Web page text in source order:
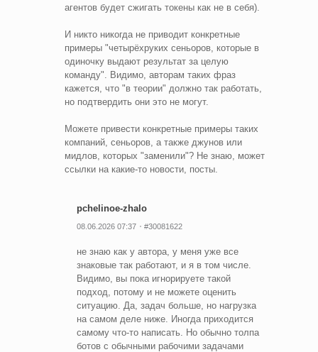
агентов будет сжигать токены как не в себя).
И никто никогда не приводит конкретные
примеры "четырёхруких сеньоров, которые в
одиночку выдают результат за целую
команду". Видимо, авторам таких фраз
кажется, что "в теории" должно так работать,
но подтвердить они это не могут.
Можете привести конкретные примеры таких
компаний, сеньоров, а также джунов или
мидлов, которых "заменили"? Не знаю, может
ссылки на какие-то новости, посты.
pchelinoe-zhalo
08.06.2026 07:37 #30081622
не знаю как у автора, у меня уже все
знаковые так работают, и я в том числе.
Видимо, вы пока игнорируете такой
подход, потому и не можете оценить
ситуацию. Да, задач больше, но нагрузка
на самом деле ниже. Иногда приходится
самому что-то написать. Но обычно толпа
ботов с обычными рабочими задачами